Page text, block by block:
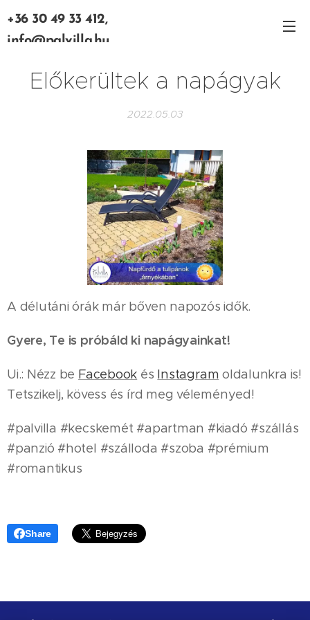
+36 30 49 33 412,
info@palvilla.hu
Előkerültek a napágyak
2022.05.03
A délutáni órák már bőven napozós idők.
Gyere, Te is próbáld ki napágyainkat!
Ui.: Nézz be Facebook és Instagram oldalunkra is!
Tetszikelj, kövess és írd meg véleményed!
#palvilla #kecskemét #apartman #kiadó #szállás
#panzió #hotel #szálloda #szoba #prémium
#romantikus
Share